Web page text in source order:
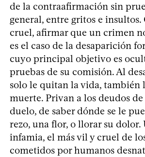
de la contraafirmación sin
general, entre gritos e insultos.
cruel, afirmar que un crimen
es el caso de la desaparición
cuyo principal objetivo es
pruebas de su comisión. Al
solo le quitan la vida, también
muerte. Privan a los deudos
duelo, de saber dónde se le
rezo, una flor, o llorar su dolor.
infamia, el más vil y cruel de
cometidos por humanos